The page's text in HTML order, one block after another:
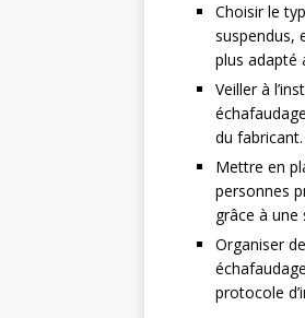
Choisir le
suspendus,
plus adapté
Veiller à
du
Mettre en
personnes
grâce à une
Organiser
protocole